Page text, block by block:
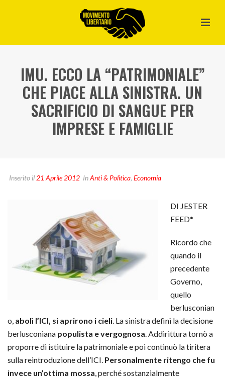
IMU. ECCO LA “PATRIMONIALE”
CHE PIACE ALLA SINISTRA. UN
SACRIFICIO DI SANGUE PER
IMPRESE E FAMIGLIE
Inserito il 21 Aprile 2012 InAnti & Politica, Economia
DI JESTER
FEED*
Ricordo che
quando il
precedente
Governo,
quello
berlusconian
o, abolì l’ICI, si aprirono i cieli. La sinistra definì la decisione
berlusconiana populista e vergognosa. Addirittura tornò a
proporre di istituire la patrimoniale e poi continuò la tiritera
sulla reintroduzione dell’ICI. Personalmente ritengo che fu
invece un’ottima mossa, perché sostanzialmente